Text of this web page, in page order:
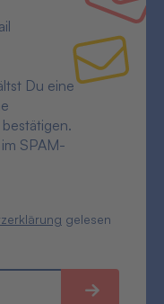
Du eine
SPAM-
gelesen